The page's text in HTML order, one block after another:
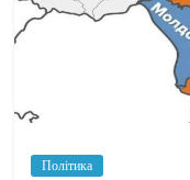
Політика